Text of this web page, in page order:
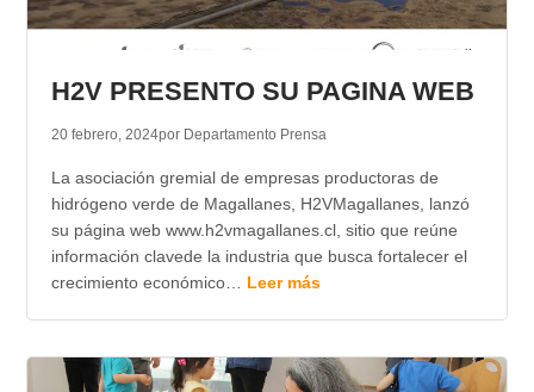
H2V PRESENTO SU PAGINA WEB
20 febrero, 2024por Departamento Prensa
La asociación gremial de empresas productoras de
hidrógeno verde de Magallanes, H2VMagallanes, lanzó
su página web www.h2vmagallanes.cl, sitio que reúne
información clavede la industria que busca fortalecer el
crecimiento económico… Leer más